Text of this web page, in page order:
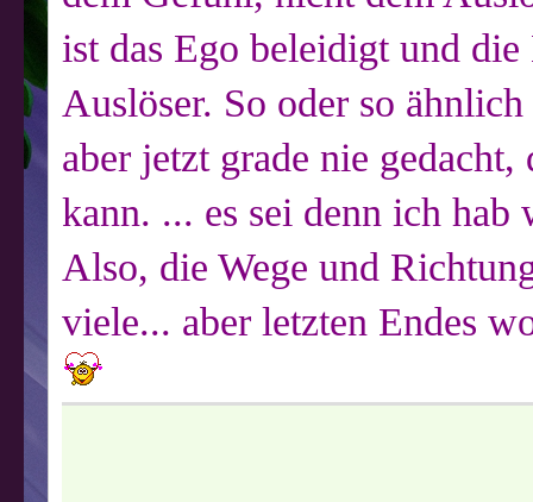
ist das Ego beleidigt und
Auslöser. So oder so
aber jetzt grade nie
kann. ... es sei denn ich
Also, die Wege und
viele... aber letzten Endes